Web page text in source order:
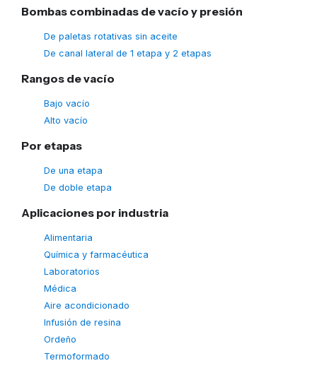
Bombas combinadas de vacío y presión
De paletas rotativas sin aceite
De canal lateral de 1 etapa y 2 etapas
Rangos de vacío
Bajo vacío
Alto vacío
Por etapas
De una etapa
De doble etapa
Aplicaciones por industria
Alimentaria
Química y farmacéutica
Laboratorios
Médica
Aire acondicionado
Infusión de resina
Ordeño
Termoformado